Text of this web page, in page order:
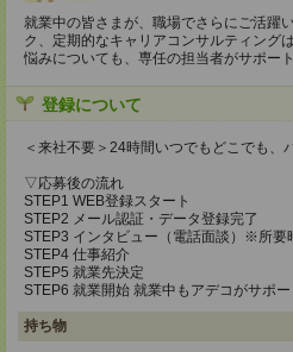
就業中の皆さまが、職場でさらにご活躍
ク、定期的なキャリアコンサルティング
悩みについても、専任の担当者がサポー
登録について
＜来社不要＞24時間いつでもどこでも、
▽応募後の流れ
STEP1 WEB登録スタート
STEP2 メール認証・データ登録完了
STEP3 インタビュー（電話面談）※所要
STEP4 仕事紹介
STEP5 就業先決定
STEP6 就業開始 就業中もアデコがサポー
持ち物